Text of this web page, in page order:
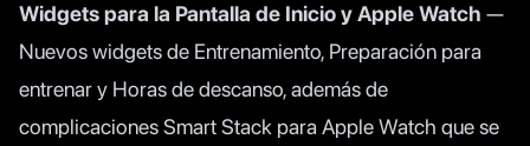
Widgets para la Pantalla de Inicio y Apple Watch —
Nuevos widgets de Entrenamiento, Preparación para
entrenar y Horas de descanso, además de
complicaciones Smart Stack para Apple Watch que se